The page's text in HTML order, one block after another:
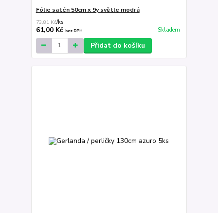
Fólie satén 50cm x 9y světle modrá
73,81 Kč/ks
61,00 Kč bez DPH Skladem
Přidat do košíku